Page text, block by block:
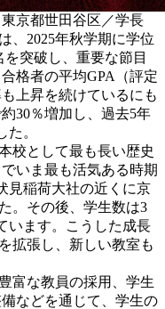
京都世田谷区／学長
、2025年秋学期に学位
突破し、重要な節目
格者の平均GPA（評定
上昇を続けているにも
30％増加し、過去5年
。
校として最も長い歴史
いま最も活気ある時期
見稲荷大社の近くに京
。その後、学生数は3
います。こうした成長
拡張し、新しい教室も
富な教員の採用、学生
などを通じて、学生の